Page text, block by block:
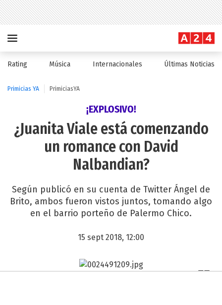
Rating Música Internacionales Últimas Noticias
Primicias YA PrimiciasYA
¡EXPLOSIVO!
¿Juanita Viale está comenzando
un romance con David
Nalbandian?
Según publicó en su cuenta de Twitter Ángel de
Brito, ambos fueron vistos juntos, tomando algo
en el barrio porteño de Palermo Chico.
15 sept 2018, 12:00